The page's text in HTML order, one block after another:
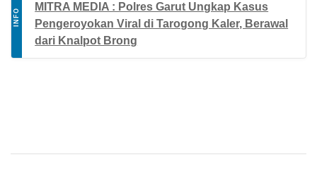
INFO
MITRA MEDIA : Polres Garut Ungkap Kasus
Pengeroyokan Viral di Tarogong Kaler, Berawal
dari Knalpot Brong